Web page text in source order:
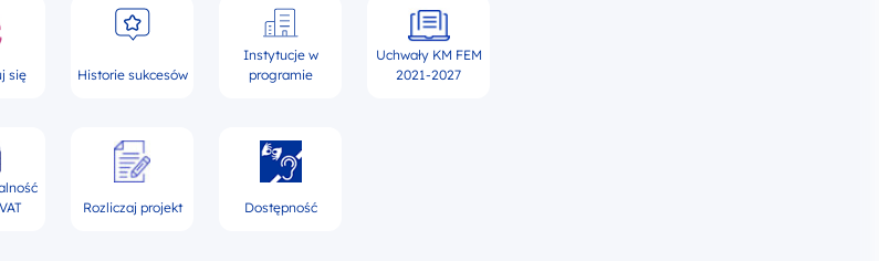
się Historie sukcesów
Instytucje w
programie
Uchwały KM FEM
2021-2027
Rozliczaj projekt Dostępność